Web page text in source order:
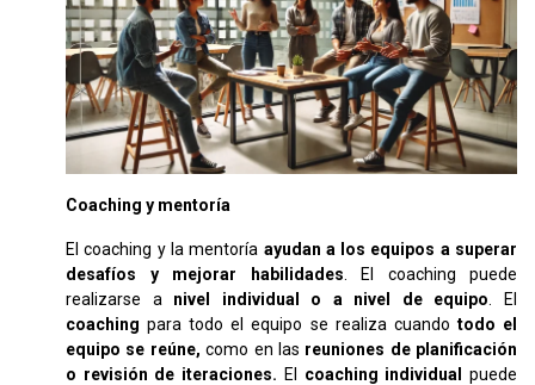
Coaching y mentoría
El coaching y la mentoría ayudan a los equipos a superar
desafíos y mejorar habilidades . El coaching puede
realizarse a nivel individual o a nivel de equipo . El
coaching para todo el equipo se realiza cuando todo el
equipo se reúne, como en las reuniones de planificación
o revisión de iteraciones. El coaching individual
puede